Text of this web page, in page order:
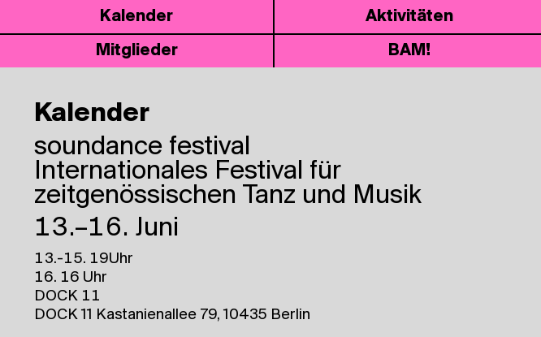
Kalen­der
Akti­vi­tä­ten
Mit­glie­der
BAM!
Kalender
sound­ance festival
Internationales Festival für
zeitgenössischen Tanz und Musik
13.–16. Juni
13.-15. 19Uhr
16. 16 Uhr
DOCK 11
DOCK 11 Kastanienallee 79, 10435 Berlin